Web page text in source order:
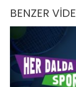
BENZER